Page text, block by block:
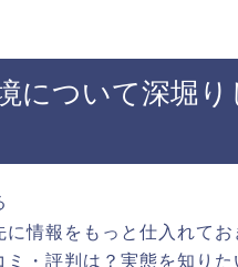
について深堀
情報をもっと仕入れてお
・評判は？実態を知りた